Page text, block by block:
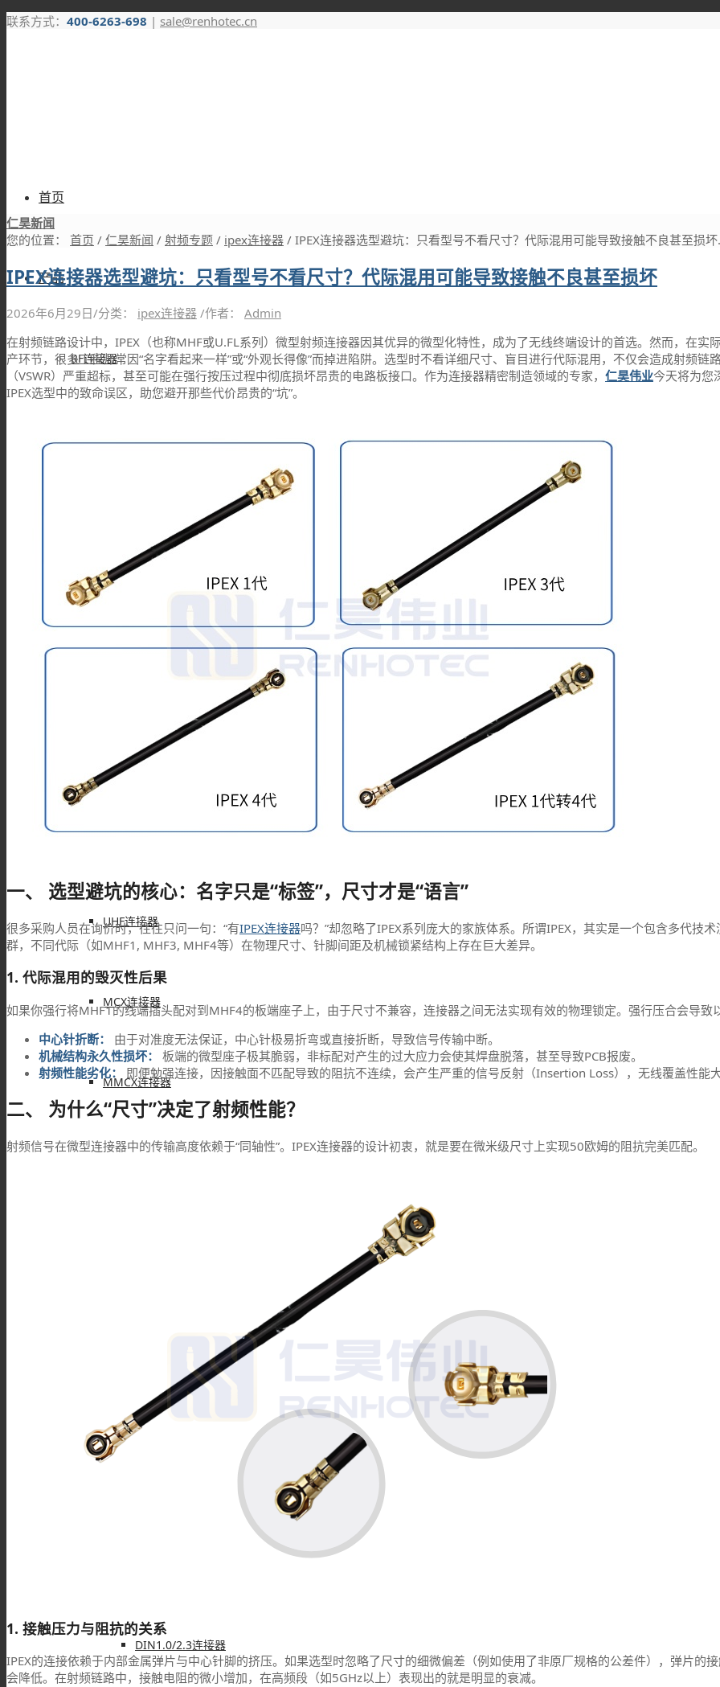
联系方式： 400-6263-698 | sale@renhotec.cn
首页
产品
RF连接器
BNC连接器
F型连接器
UHF连接器
MCX连接器
MMCX连接器
DIN7/16连接器
DIN1.0/2.3连接器
仁昊新闻
您的位置：
首页 / 仁昊新闻 / 射频专题 / ipex连接器 / IPEX连接器选型避坑：只看型号不看尺寸？代际混用可能导致接触不良甚至损坏
IPEX连接器选型避坑：只看型号不看尺寸？代际混用可能导致接触不良甚至损坏
2026年6月29日/分类： ipex连接器 /作者： Admin
在射频链路设计中，IPEX（也称MHF或U.FL系列）微型射频连接器因其优异的微型化特性，成为了无线终端设计的首选。然而，在实
产环节，很多工程师常因“名字看起来一样”或“外观长得像”而掉进陷阱。选型时不看详细尺寸、盲目进行代际混用，不仅会造成射频链
（VSWR）严重超标，甚至可能在强行按压过程中彻底损坏昂贵的电路板接口。作为连接器精密制造领域的专家， 仁昊伟业今天将为您
IPEX选型中的致命误区，助您避开那些代价昂贵的“坑”。
一、 选型避坑的核心：名字只是“标签”，尺寸才是“语言”
很多采购人员在询价时，往往只问一句：“有IPEX连接器吗？”却忽略了IPEX系列庞大的家族体系。所谓IPEX，其实是一个包含多代技
群，不同代际（如MHF1, MHF3, MHF4等）在物理尺寸、针脚间距及机械锁紧结构上存在巨大差异。
1. 代际混用的毁灭性后果
如果你强行将MHF1的线端插头配对到MHF4的板端座子上，由于尺寸不兼容，连接器之间无法实现有效的物理锁定。强行压合会导致
中心针折断：
由于对准度无法保证，中心针极易折弯或直接折断，导致信号传输中断。
机械结构永久性损坏：
板端的微型座子极其脆弱，非标配对产生的过大应力会使其焊盘脱落，甚至导致PCB报废。
射频性能劣化：
即便勉强连接，因接触面不匹配导致的阻抗不连续，会产生严重的信号反射（Insertion Loss），无线覆盖性能
二、 为什么“尺寸”决定了射频性能？
射频信号在微型连接器中的传输高度依赖于“同轴性”。IPEX连接器的设计初衷，就是要在微米级尺寸上实现50欧姆的阻抗完美匹配。
1. 接触压力与阻抗的关系
IPEX的连接依赖于内部金属弹片与中心针脚的挤压。如果选型时忽略了尺寸的细微偏差（例如使用了非原厂规格的公差件），弹片的
会降低。在射频链路中，接触电阻的微小增加，在高频段（如5GHz以上）表现出的就是明显的衰减。